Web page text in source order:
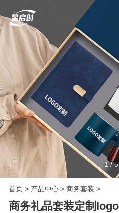
1/5
首页> 产品中心> 商务套装 >
商务礼品套装定制logo